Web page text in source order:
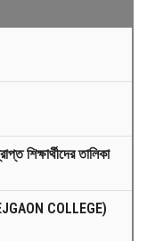
শিক্ষার্থীদের তালিকা
COLLEGE)